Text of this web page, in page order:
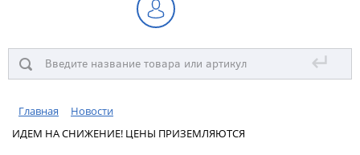
↵
Главная
Новости
ИДЕМ НА СНИЖЕНИЕ! ЦЕНЫ ПРИЗЕМЛЯЮТСЯ